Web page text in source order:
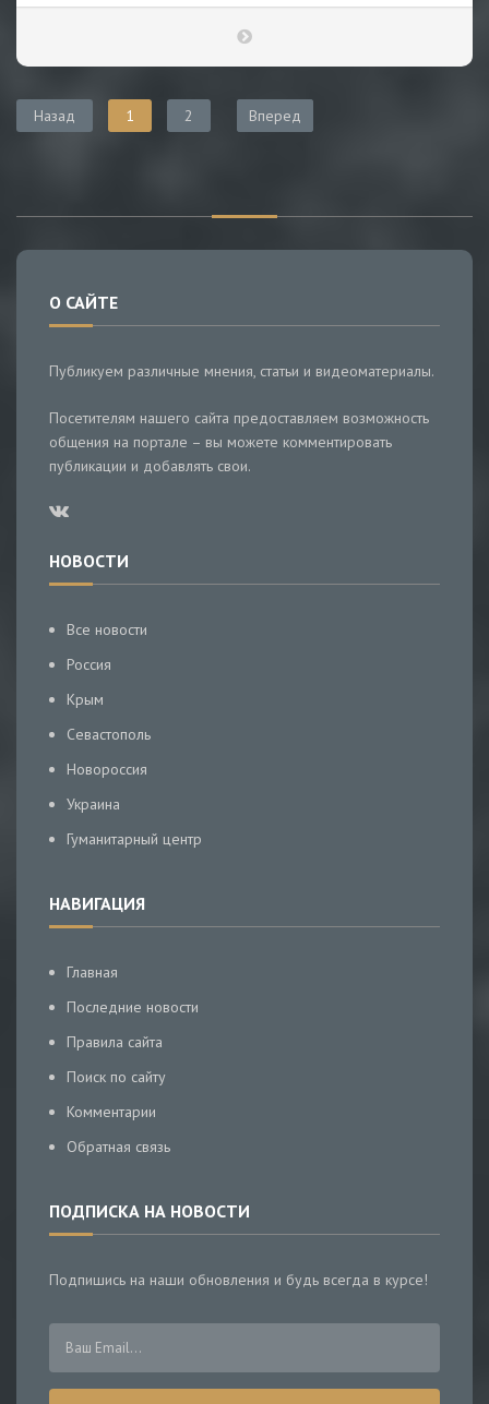
Назад 1 2 Вперед
О САЙТЕ
Публикуем различные мнения, статьи и видеоматериалы.
Посетителям нашего сайта предоставляем возможность
общения на портале – вы можете комментировать
публикации и добавлять свои.
НОВОСТИ
Все новости
Россия
Крым
Севастополь
Новороссия
Украина
Гуманитарный центр
НАВИГАЦИЯ
Главная
Последние новости
Правила сайта
Поиск по сайту
Комментарии
Обратная связь
ПОДПИСКА НА НОВОСТИ
Подпишись на наши обновления и будь всегда в курсе!